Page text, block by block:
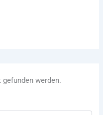
werden.